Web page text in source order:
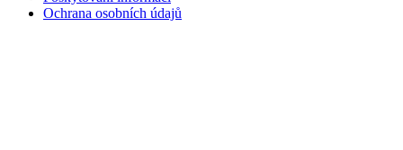
Ochrana osobních údajů